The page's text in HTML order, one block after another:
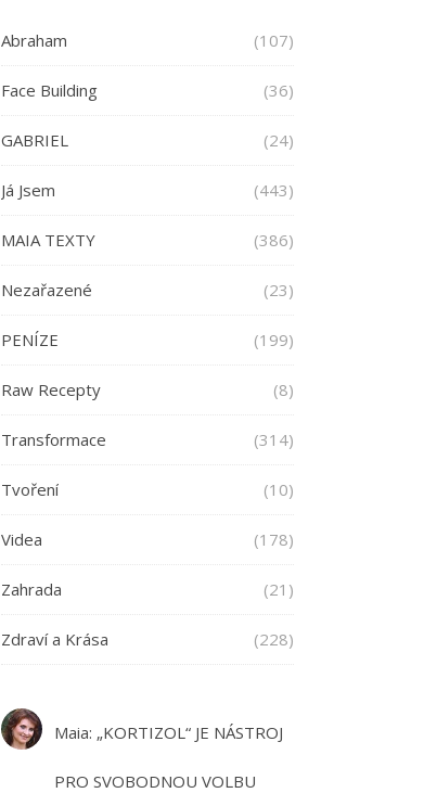
Abraham (107)
Face Building (36)
GABRIEL (24)
Já Jsem (443)
MAIA TEXTY (386)
Nezařazené (23)
PENÍZE (199)
Raw Recepty (8)
Transformace (314)
Tvoření (10)
Videa (178)
Zahrada (21)
Zdraví a Krása (228)
Maia: „KORTIZOL“ JE NÁSTROJ
PRO SVOBODNOU VOLBU